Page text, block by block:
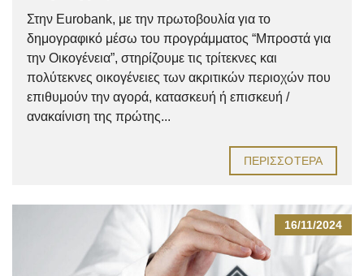
Στην Eurobank, με την πρωτοβουλία για το
δημογραφικό μέσω του προγράμματος “Μπροστά για
την Οικογένεια”, στηρίζουμε τις τρίτεκνες και
πολύτεκνες οικογένειες των ακριτικών περιοχών που
επιθυμούν την αγορά, κατασκευή ή επισκευή /
ανακαίνιση της πρώτης...
ΠΕΡΙΣΣΌΤΕΡΑ
16/11/2024